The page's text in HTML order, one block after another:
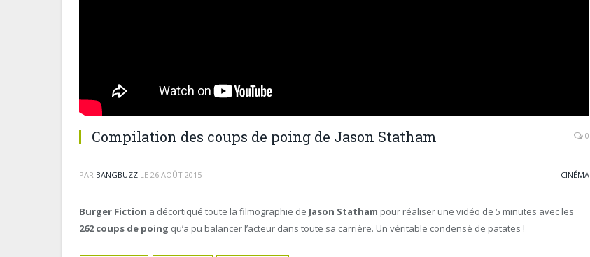
Compilation des coups de poing de Jason Statham 0
PAR BANGBUZZ LE 26 AOÛT 2015 CINÉMA
Burger Fiction a décortiqué toute la filmographie de Jason Statham pour réaliser une vidéo de 5 minutes avec les
262 coups de poing qu’a pu balancer l’acteur dans toute sa carrière. Un véritable condensé de patates !